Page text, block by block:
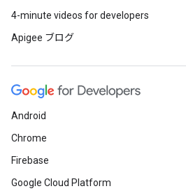
4-minute videos for developers
Apigee ブログ
Android
Chrome
Firebase
Google Cloud Platform